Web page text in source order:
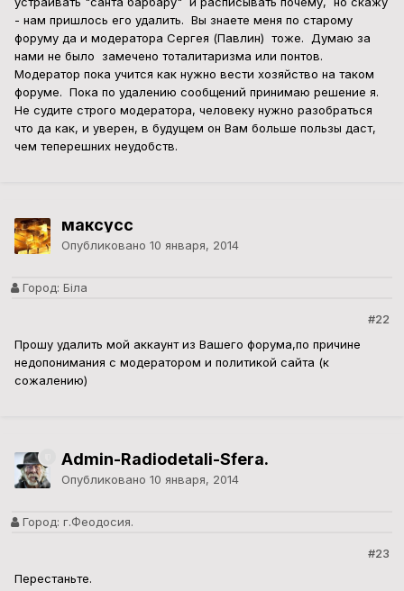
- нам пришлось его удалить. Вы знаете меня по старому
форуму да и модератора Сергея (Павлин) тоже. Думаю за
нами не было замечено тоталитаризма или понтов.
Модератор пока учится как нужно вести хозяйство на таком
форуме. Пока по удалению сообщений принимаю решение я.
Не судите строго модератора, человеку нужно разобраться
что да как, и уверен, в будущем он Вам больше пользы даст,
чем теперешних неудобств.
максусс
Опубликовано 10 января, 2014
Город: Біла
#22
Прошу удалить мой аккаунт из Вашего форума,по причине
недопонимания с модератором и политикой сайта (к
сожалению)
Admin-Radiodetali-Sfera.
Опубликовано 10 января, 2014
Город: г.Феодосия.
#23
Перестаньте.